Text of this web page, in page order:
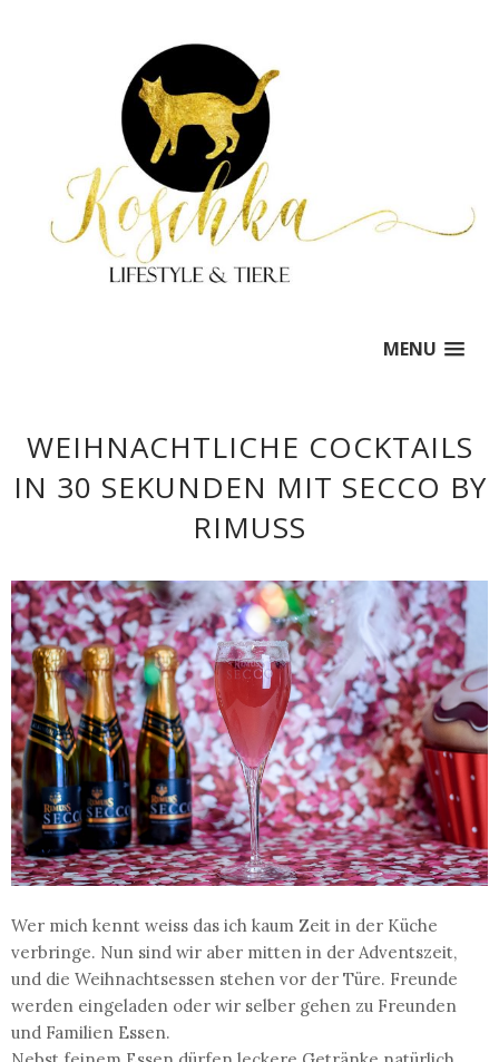
MENU
WEIHNACHTLICHE COCKTAILS
IN 30 SEKUNDEN MIT SECCO BY
RIMUSS
Wer mich kennt weiss das ich kaum Zeit in der Küche
verbringe. Nun sind wir aber mitten in der Adventszeit,
und die Weihnachtsessen stehen vor der Türe. Freunde
werden eingeladen oder wir selber gehen zu Freunden
und Familien Essen.